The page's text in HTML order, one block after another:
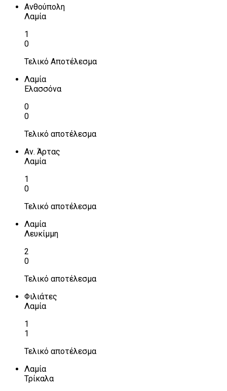
Ανθούπολη
Λαμία
1
0
Τελικό Αποτέλεσμα
Λαμία
Ελασσόνα
0
0
Τελικό αποτέλεσμα
Αν. Άρτας
Λαμία
1
0
Τελικό αποτέλεσμα
Λαμία
Λευκίμμη
2
0
Τελικό αποτέλεσμα
Φιλιάτες
Λαμία
1
1
Τελικό αποτέλεσμα
Λαμία
Τρίκαλα